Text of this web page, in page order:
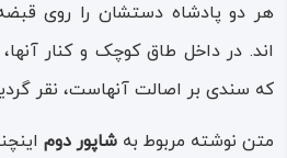
در مورد اسامی به کار رفته برای
مکتوب نویسندگان مراجعه کرد.
تاریخی با نام
صفه شبدیز یاد کرده
به تاق بستان داده است. یاقوت
هر دو پادشاه دستشان را روی
اند. در داخل طاق کوچک و کنار
که سندی بر اصالت آنهاست، نقر
متن نوشته مربوط به شاپور دوم